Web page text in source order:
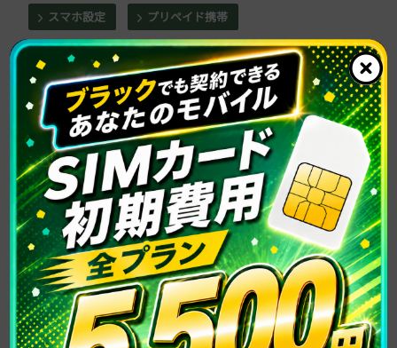
スマホ設定 プリペイド携帯
レンタルスマホ(携帯) 中古スマホ
携帯ブラック 料金滞納 生活保護
自己破産/債務整理 金融ブラック
おすすめ記事
2023年09月05日
初期費用0円でレンタルスマホは借りれる？その他
の選択肢もご紹介
レンタルスマホ(携帯)